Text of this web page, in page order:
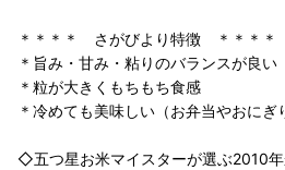
＊＊＊＊ さがびより特徴 ＊＊＊＊
＊旨み・甘み・粘りのバランスが良い
＊粒が大きくもちもち食感
＊冷めても美味しい（お弁当やおにぎ
◇五つ星お米マイスターが選ぶ2010